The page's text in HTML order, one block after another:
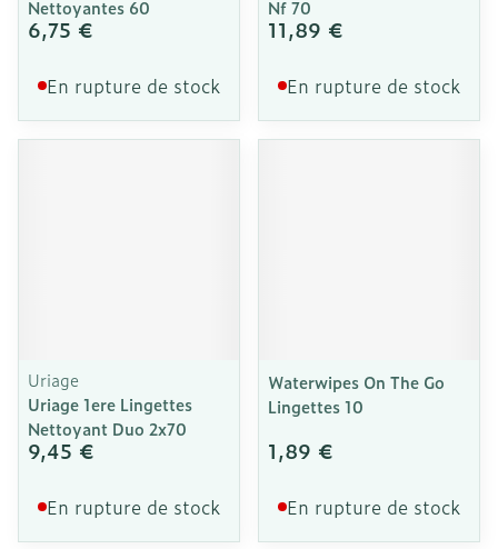
Nettoyantes 60
6,75 €
En rupture de stock
Nf 70
11,89 €
En rupture de stock
Uriage
Uriage 1ere Lingettes
Nettoyant Duo 2x70
9,45 €
En rupture de stock
Waterwipes On The Go
Lingettes 10
1,89 €
En rupture de stock